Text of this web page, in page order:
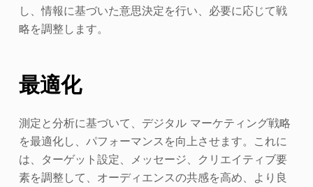
し、情報に基づいた意思決定を行い、必要に応じて戦
略を調整します。
最適化
測定と分析に基づいて、デジタル マーケティング戦略
を最適化し、パフォーマンスを向上させます。これに
は、ターゲット設定、メッセージ、クリエイティブ要
素を調整して、オーディエンスの共感を高め、より良